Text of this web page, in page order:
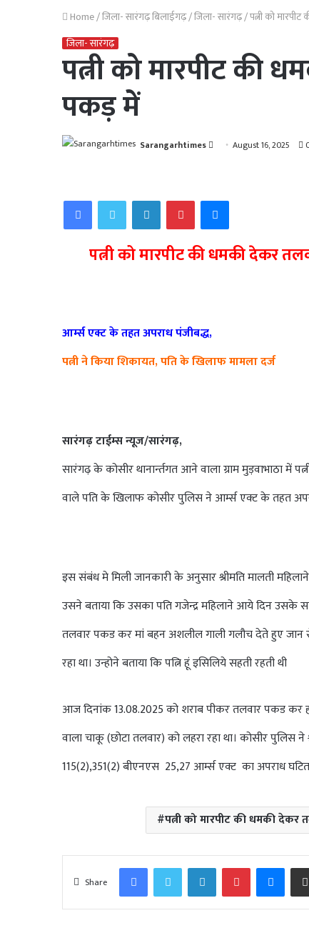
Home/जिला- सारंगढ़ बिलाईगढ़/जिला- सारंगढ़/पत्नी को
जिला- सारंगढ़
पत्नी को मारपीट की
पकड़ में
Sarangarhtimes
Send August 16, 2025
FacebookTwitterLinkedInPinterestMessenger
पत्नी को मारपीट की धमकी देकर
आर्म्स एक्ट के तहत अपराध पंजीबद्ध,
पत्नी ने किया शिकायत, पति के खिलाफ मामला दर्ज
सारंगढ़ टाईम्स न्यूज/सारंगढ़,
सारंगढ़ के कोसीर थानार्न्तगत आने वाला ग्राम मुड़वाभाठा
वाले पति के खिलाफ कोसीर पुलिस ने आर्म्स एक्ट के तहत
इस संबंध मे मिली जानकारी के अनुसार श्रीमति मालती महिलाने
उसने बताया कि उसका पति गजेन्द्र महिलाने आये दिन उसके
तलवार पकड कर मां बहन अशलील गाली गलौच देते हुए जान
रहा था। उन्होने बताया कि पत्नि हूं इसिलिये सहती रहती थी
आज दिनांक 13.08.2025 को शराब पीकर तलवार पकड कर
वाला चाकू (छोटा तलवार) को लहरा रहा था। कोसीर पुलिस
115(2),351(2) बीएनएस 25,27 आर्म्स एक्ट का अपराध
पत्नी को मारपीट की धमकी
Share
FacebookTwitterLinkedInPinterest